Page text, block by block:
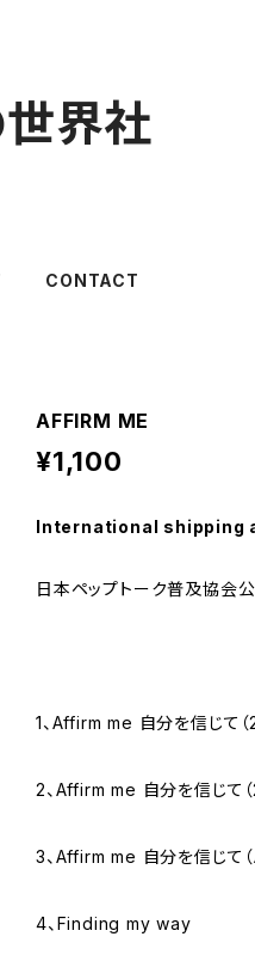
界社
CONTACT
AFFIRM ME
¥1,100
International shipping
日本ペップトーク普及協会
1、Affirm me 自分を信じて（
2、Affirm me 自分を信じて
3、Affirm me 自分を信じて（
4、Finding my way